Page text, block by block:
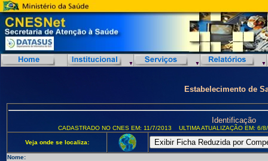
Estabelecimento de
Identificação
CADASTRADO NO CNES EM: 11/7/2013 ULTIMA ATUALIZAÇÃO EM: 6/
Veja onde se localiza:
Nome: